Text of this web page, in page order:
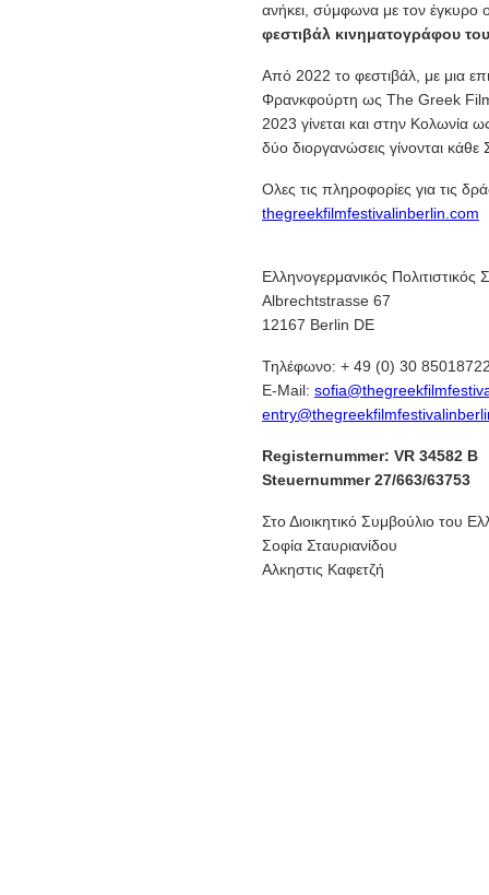
ανήκει, σύμφωνα με τον
φεστιβάλ κινηματογράφου
Από 2022 το φεστιβάλ, με μια
Φρανκφούρτη ως The Greek
2023 γίνεται και στην
δύο διοργανώσεις γίνονται κάθε
Ολες τις πληροφορίες για τις
thegreekfilmfestivalinberlin.com
Ελληνογερμανικός Πολιτιστικός
Albrechtstrasse 67
12167 Berlin DE
Τηλέφωνο: + 49 (0) 30
E-Mail:
Registernummer: VR 34582 B
Steuernummer 27/663/63753
Στο Διοικητικό Συμβούλιο του
Σοφία Σταυριανίδου
Αλκηστις Καφετζή